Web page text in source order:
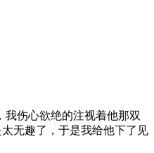
伤心欲绝的注视着他那双
无趣了，于是我给他下了见